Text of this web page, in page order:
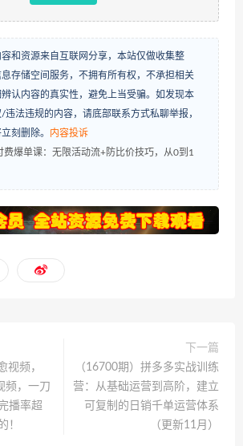
和资源来自互联网分享，本站仅做收集整
存储空间服务，不拥有所有权，不承担相关
认内容的真实性，避免上当受骗。如发现本
违法违规的内容，请底部联系方式私聊举报，
刻删除。 内容投诉
费爆单课：无限活动流+防比价技巧，从0到1
视频，
频，一刀
播率超
！
下一篇
（16700期）拼多多实战训练
营：从基础运营到高阶，建立
可复制的日销千单运营体系
（更新11月）